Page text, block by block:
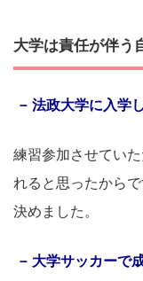
大学は責任が伴う
法政大学に入学
練習参加させてい
れると思ったから
決めました。
大学サッカーで